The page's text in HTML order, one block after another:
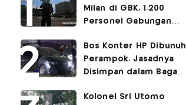
Milan di GBK, 1.200
Personel Gabungan
Bos Konter HP Dibunuh
Perampok, Jasadnya
Disimpan dalam Bagasi
Kolonel Sri Utomo